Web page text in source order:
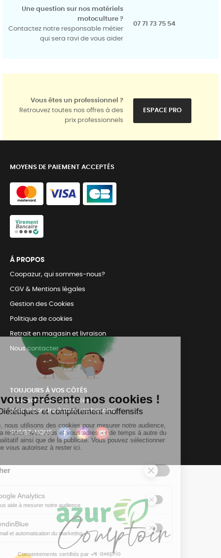
Une question sur nos matériels
motoculture ?
Contactez notre responsable métier
qui sera ravi de vous aider
07 71 73 75 54
Vous êtes un professionnel ?
Retrouvez toutes nos offres à des
prix professionnels
ESPACE PRO
MOYENS DE PAIEMENT ACCEPTÉS
Á PROPOS
Coopazur, qui sommes-nous?
CGV & Mentions légales
Gestion des Cookies
Politique de cookies
Retrait en magasin et livraison
Nous contacter
TOUJOURS Á VOS CÔTÉS
Nous sommes connectés
pour répondre à tous vos besoins
SUIVEZ-NOUS